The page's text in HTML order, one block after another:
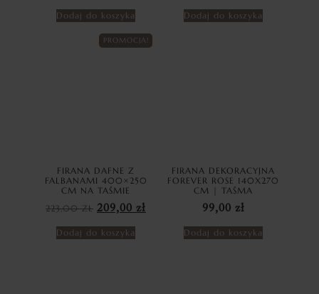
Dodaj do koszyka Dodaj do koszyka
PROMOCJA!
FIRANA DAFNE Z
FALBANAMI 400×250
CM NA TAŚMIE
223,00ZŁ 209,00 zł
Dodaj do koszyka
FIRANA DEKORACYJNA
FOREVER ROSE 140X270
CM | TAŚMA
99,00 zł
Dodaj do koszyka